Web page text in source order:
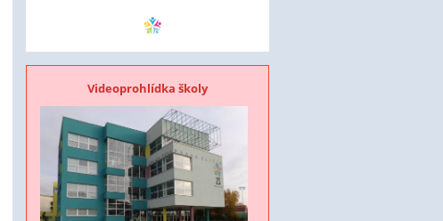
Videoprohlídka školy